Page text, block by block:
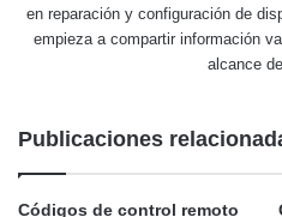
en reparación y configuración de
empieza a compartir información
alcance
Publicaciones
Códigos de control remoto